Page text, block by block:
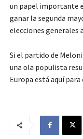
un papel importante
ganar la segunda
elecciones generales
Si el partido de
una ola populista
Europa está aquí para